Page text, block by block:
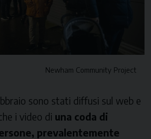
Newham Community Project
sono stati diffusi sul web e
i video di una coda di
prevalentemente